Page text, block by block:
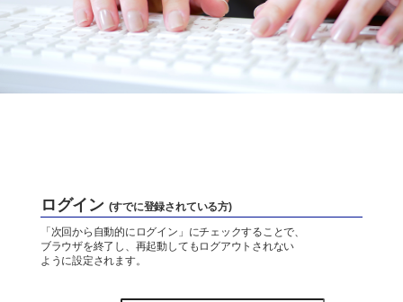
砂ろ過自動逆洗浄 PRTシリーズ
カートリッジフィルター KJOシリーズ
電気ヒーター浴槽保温 SHSシリーズ
Case
導入実績
ろ過装置導入実績
FAQ
Company
会社概要
資料ダウンロード
Download
製品資料を
ダウンロードできます
ログイン (すでに登録されている方)
「次回から自動的にログイン」にチェックすることで、
ブラウザを終了し、再起動してもログアウトされない
ように設定されます。